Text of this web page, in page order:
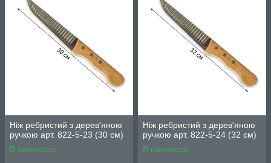
Ніж ребристий з дерев'яною
ручкою арт. 822-5-23 (30 см)
В наявності
Ніж ребристий з дерев'яною
ручкою арт. 822-5-24 (32 см)
В наявності